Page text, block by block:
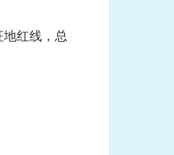
红线，总